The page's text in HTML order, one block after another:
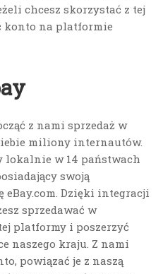
chcesz skorzystać z tej
konto na platformie
z nami sprzedaż w
miliony internautów.
lokalnie w 14 państwach
swoją
Dzięki integracji
sprzedawać w
platformy i poszerzyć
naszego kraju. Z nami
powiązać je z naszą